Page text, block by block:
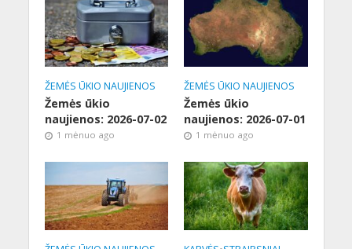
ŽEMĖS ŪKIO NAUJIENOS
Žemės ūkio
naujienos: 2026-07-02
1 mėnuo ago
ŽEMĖS ŪKIO NAUJIENOS
Žemės ūkio
naujienos: 2026-07-01
1 mėnuo ago